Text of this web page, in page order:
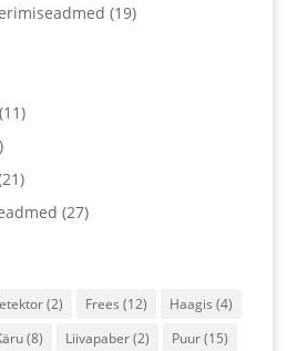
(19)
(11)
(27)
(2) Frees (12) Haagis (4)
(8) Liivapaber(2) Puur(15)